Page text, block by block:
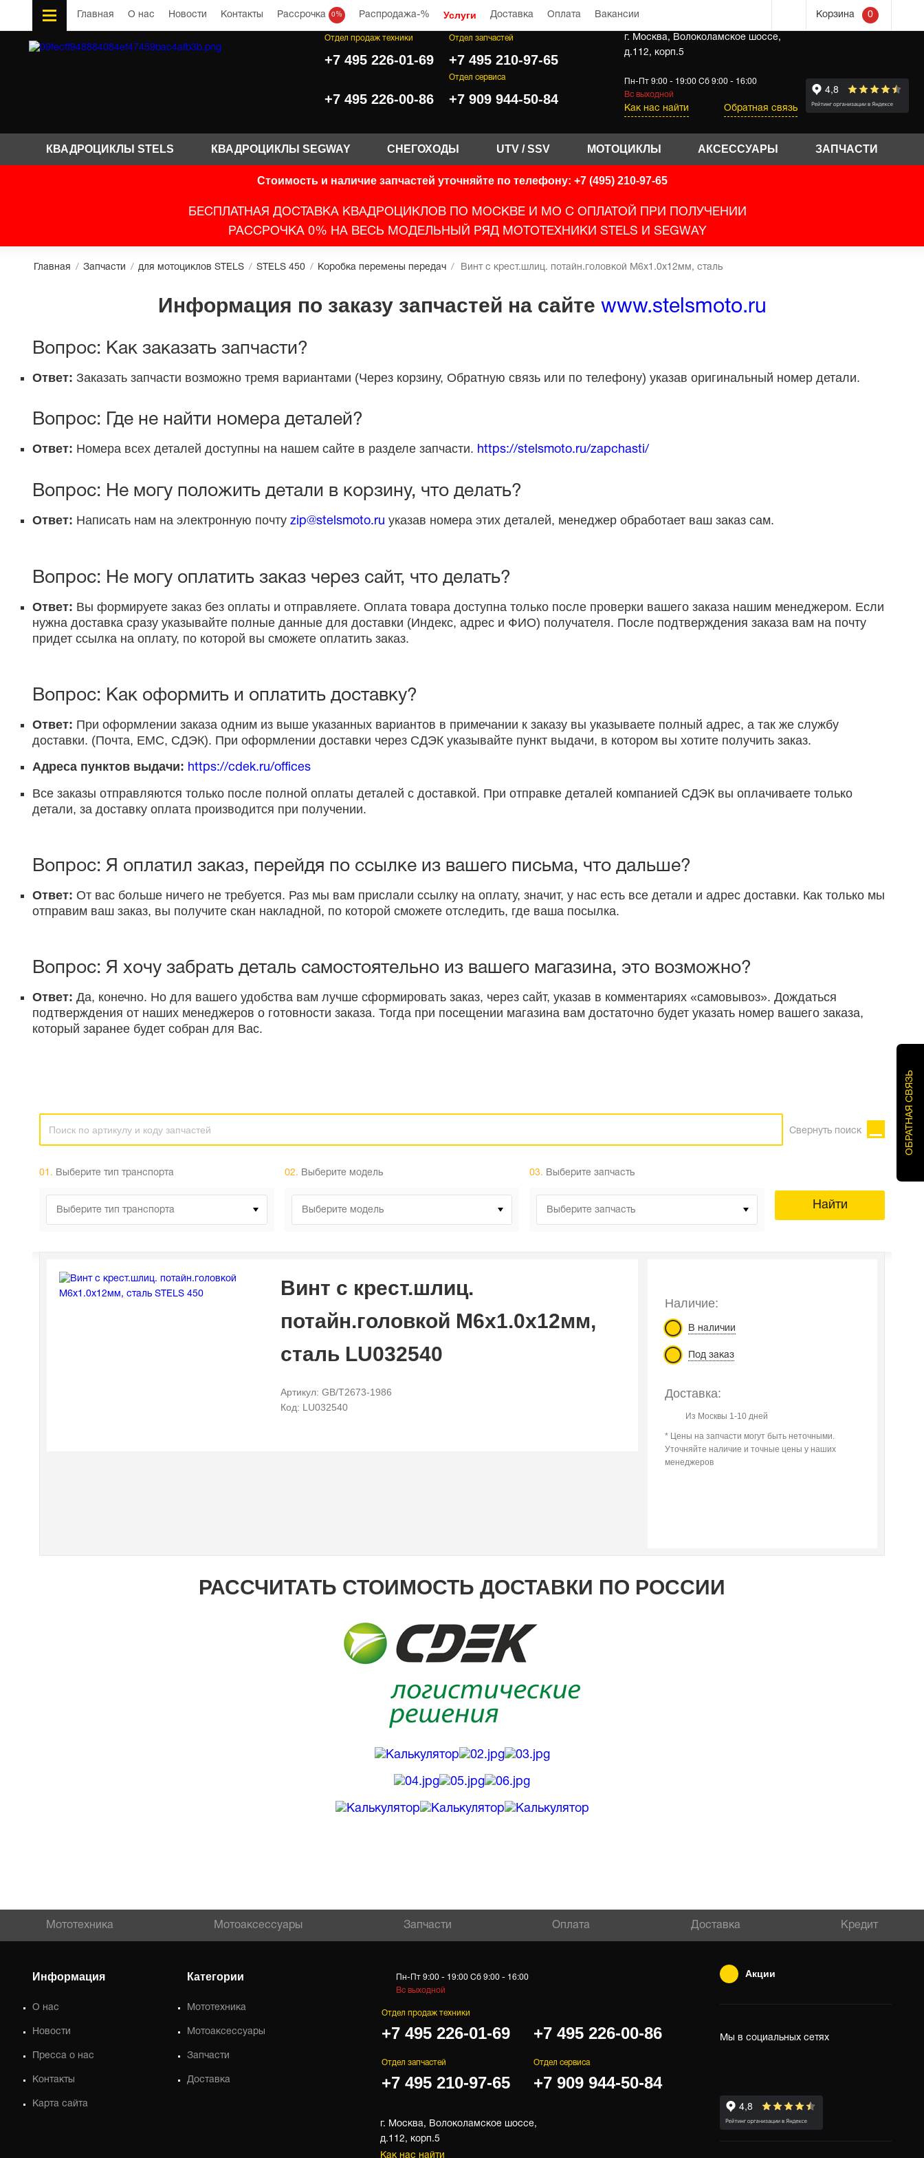
Главная О нас Новости Контакты Рассрочка 0% Распродажа-% Услуги Доставка Оплата Вакансии Корзина 0
Отдел продаж техники
+7 495 226-01-69
Отдел запчастей
+7 495 210-97-65
+7 495 226-00-86
Отдел сервиса
+7 909 944-50-84
г. Москва, Волоколамское шоссе,
д.112, корп.5
Пн-Пт 9:00 - 19:00 Сб 9:00 - 16:00
Вс выходной
Как нас найти Обратная связь
КВАДРОЦИКЛЫ STELS КВАДРОЦИКЛЫ SEGWAY СНЕГОХОДЫ UTV / SSV МОТОЦИКЛЫ АКСЕССУАРЫ ЗАПЧАСТИ
Стоимость и наличие запчастей уточняйте по телефону: +7 (495) 210-97-65
БЕСПЛАТНАЯ ДОСТАВКА КВАДРОЦИКЛОВ ПО МОСКВЕ И МО С ОПЛАТОЙ ПРИ ПОЛУЧЕНИИ
РАССРОЧКА 0% НА ВЕСЬ МОДЕЛЬНЫЙ РЯД МОТОТЕХНИКИ STELS И SEGWAY
Главная / Запчасти / для мотоциклов STELS / STELS 450 / Коробка перемены передач / Винт с крест.шлиц. потайн.головкой M6x1.0x12мм, сталь
Информация по заказу запчастей на сайте www.stelsmoto.ru
Вопрос: Как заказать запчасти?
Ответ: Заказать запчасти возможно тремя вариантами (Через корзину, Обратную связь или по телефону) указав оригинальный номер детали.
Вопрос: Где не найти номера деталей?
Ответ: Номера всех деталей доступны на нашем сайте в разделе запчасти. https://stelsmoto.ru/zapchasti/
Вопрос: Не могу положить детали в корзину, что делать?
Ответ: Написать нам на электронную почту zip@stelsmoto.ru указав номера этих деталей, менеджер обработает ваш заказ сам.
Вопрос: Не могу оплатить заказ через сайт, что делать?
Ответ: Вы формируете заказ без оплаты и отправляете. Оплата товара доступна только после проверки вашего заказа нашим менеджером. Если
нужна доставка сразу указывайте полные данные для доставки (Индекс, адрес и ФИО) получателя. После подтверждения заказа вам на почту
придет ссылка на оплату, по которой вы сможете оплатить заказ.
Вопрос: Как оформить и оплатить доставку?
Ответ: При оформлении заказа одним из выше указанных вариантов в примечании к заказу вы указываете полный адрес, а так же службу
доставки. (Почта, ЕМС, СДЭК). При оформлении доставки через СДЭК указывайте пункт выдачи, в котором вы хотите получить заказ.
Адреса пунктов выдачи: https://cdek.ru/offices
Все заказы отправляются только после полной оплаты деталей с доставкой. При отправке деталей компанией СДЭК вы оплачиваете только
детали, за доставку оплата производится при получении.
Вопрос: Я оплатил заказ, перейдя по ссылке из вашего письма, что дальше?
Ответ: От вас больше ничего не требуется. Раз мы вам прислали ссылку на оплату, значит, у нас есть все детали и адрес доставки. Как только мы
отправим ваш заказ, вы получите скан накладной, по которой сможете отследить, где ваша посылка.
Вопрос: Я хочу забрать деталь самостоятельно из вашего магазина, это возможно?
Ответ: Да, конечно. Но для вашего удобства вам лучше сформировать заказ, через сайт, указав в комментариях «самовывоз». Дождаться
подтверждения от наших менеджеров о готовности заказа. Тогда при посещении магазина вам достаточно будет указать номер вашего заказа,
который заранее будет собран для Вас.
Свернуть поиск
01. Выберите тип транспорта
Выберите тип транспорта
02. Выберите модель
Выберите модель
03. Выберите запчасть
Выберите запчасть Найти
Винт с крест.шлиц.
потайн.головкой M6x1.0x12мм,
сталь LU032540
Артикул: GB/T2673-1986
Код: LU032540
Наличие:
В наличии
Под заказ
Доставка:
Из Москвы 1-10 дней
* Цены на запчасти могут быть неточными.
Уточняйте наличие и точные цены у наших
менеджеров
РАССЧИТАТЬ СТОИМОСТЬ ДОСТАВКИ ПО РОССИИ
Мототехника Мотоаксессуары Запчасти Оплата Доставка Кредит
Информация
О нас
Новости
Пресса о нас
Контакты
Карта сайта
Категории
Мототехника
Мотоаксессуары
Запчасти
Доставка
Пн-Пт 9:00 - 19:00 Сб 9:00 - 16:00
Вс выходной
Отдел продаж техники
+7 495 226-01-69 +7 495 226-00-86
Отдел запчастей
+7 495 210-97-65
Отдел сервиса
+7 909 944-50-84
г. Москва, Волоколамское шоссе,
д.112, корп.5
Как нас найти
Акции
Мы в социальных сетях
ОБРАТНАЯ СВЯЗЬ